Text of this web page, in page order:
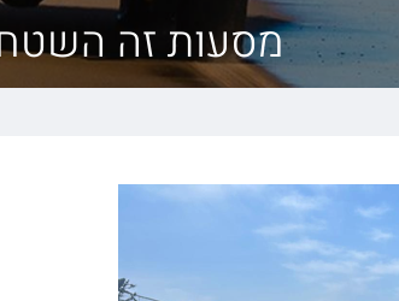
מסעות זה